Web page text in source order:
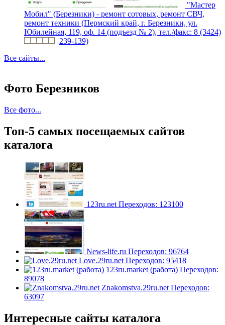
"Мастер
Мобил" (Березники) - ремонт сотовых, ремонт СВЧ,
ремонт техники (Пермский край, г. Березники, ул.
Юбилейная, 119, оф. 14 (подъезд № 2), тел./факс: 8 (3424)
239-139)
Все сайты...
Фото Березников
Все фото...
Топ-5 самых посещаемых сайтов
каталога
123ru.net Переходов: 123100
News-life.ru Переходов: 96764
Love.29ru.net Переходов: 95418
123ru.market (работа) Переходов:
89078
Znakomstva.29ru.net Переходов:
63097
Интересные сайты каталога